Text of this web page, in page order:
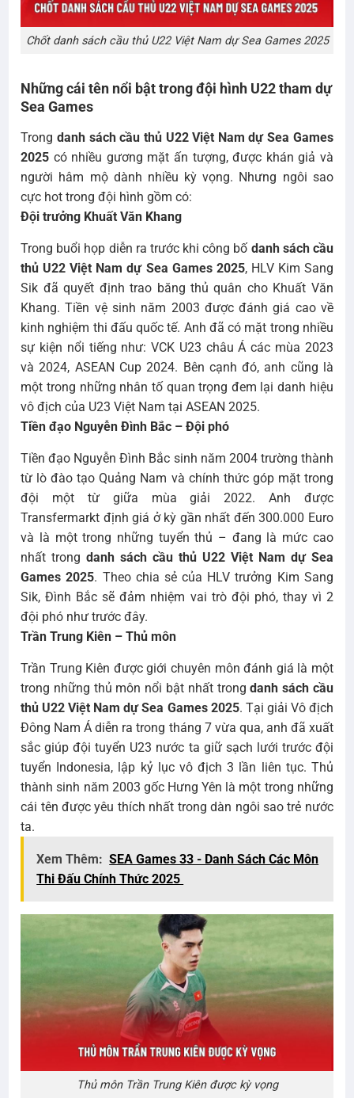
Chốt danh sách cầu thủ U22 Việt Nam dự Sea Games 2025
Những cái tên nổi bật trong đội hình U22 tham dự
Sea Games
Trong danh sách cầu thủ U22 Việt Nam dự Sea Games
2025 có nhiều gương mặt ấn tượng, được khán giả và
người hâm mộ dành nhiều kỳ vọng. Nhưng ngôi sao
cực hot trong đội hình gồm có:
Đội trưởng Khuất Văn Khang
Trong buổi họp diễn ra trước khi công bố danh sách cầu
thủ U22 Việt Nam dự Sea Games 2025, HLV Kim Sang
Sik đã quyết định trao băng thủ quân cho Khuất Văn
Khang. Tiền vệ sinh năm 2003 được đánh giá cao về
kinh nghiệm thi đấu quốc tế. Anh đã có mặt trong nhiều
sự kiện nổi tiếng như: VCK U23 châu Á các mùa 2023
và 2024, ASEAN Cup 2024. Bên cạnh đó, anh cũng là
một trong những nhân tố quan trọng đem lại danh hiệu
vô địch của U23 Việt Nam tại ASEAN 2025.
Tiền đạo Nguyễn Đình Bắc – Đội phó
Tiền đạo Nguyễn Đình Bắc sinh năm 2004 trường thành
từ lò đào tạo Quảng Nam và chính thức góp mặt trong
đội một từ giữa mùa giải 2022. Anh được
Transfermarkt định giá ở kỳ gần nhất đến 300.000 Euro
và là một trong những tuyển thủ – đang là mức cao
nhất trongdanh sách cầu thủ U22 Việt Nam dự Sea
Games 2025. Theo chia sẻ của HLV trưởng Kim Sang
Sik, Đình Bắc sẽ đảm nhiệm vai trò đội phó, thay vì 2
đội phó như trước đây.
Trần Trung Kiên – Thủ môn
Trần Trung Kiên được giới chuyên môn đánh giá là một
trong những thủ môn nổi bật nhất trongdanh sách cầu
thủ U22 Việt Nam dự Sea Games 2025. Tại giải Vô địch
Đông Nam Á diễn ra trong tháng 7 vừa qua, anh đã xuất
sắc giúp đội tuyển U23 nước ta giữ sạch lưới trước đội
tuyển Indonesia, lập kỷ lục vô địch 3 lần liên tục. Thủ
thành sinh năm 2003 gốc Hưng Yên là một trong những
cái tên được yêu thích nhất trong dàn ngôi sao trẻ nước
ta.
Xem Thêm: SEA Games 33 - Danh Sách Các Môn
Thi Đấu Chính Thức 2025
Thủ môn Trần Trung Kiên được kỳ vọng